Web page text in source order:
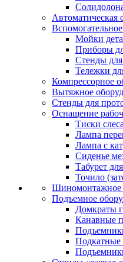
Автоматическая
Мойки
Приборы
Стенды для
Тележки
Компрессорное
Вытяжное
Стенды для
Оснащение
Тиски
Лампа
Лампа с
Сиденье
Табурет
Точило
Шиномонтажное
Подъемное
Домкраты
Канавные
Подкатные